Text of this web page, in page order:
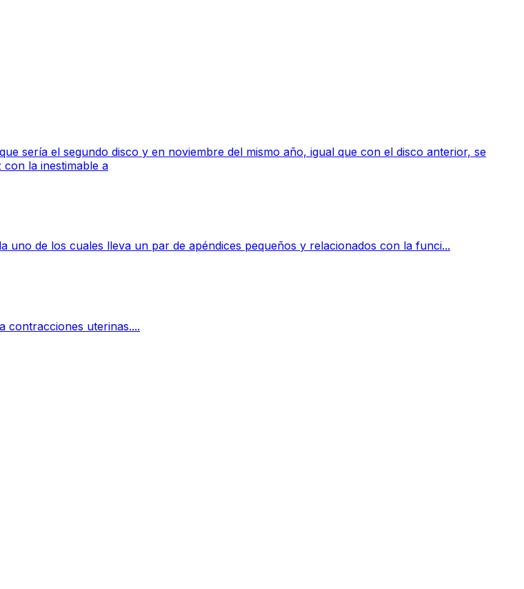
sería el segundo disco y en noviembre del mismo año, igual que con el disco anterior, se
la inestimable a
de los cuales lleva un par de apéndices pequeños y relacionados con la funci...
contracciones uterinas....